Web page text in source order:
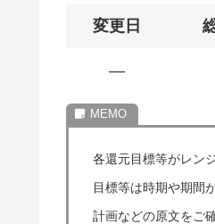
変更日
―
各還元目標等がレン
目標等は時期や期間
計画などの原文をご